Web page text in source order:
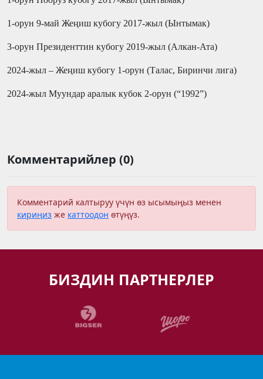
1-орун 9-май Жеңиш кубогу 2017-жыл (Ынтымак)
3-орун Президенттин кубогу 2019-жыл (Алкан-Ата)
2024-жыл – Жеңиш кубогу 1-орун (Талас, Биринчи лига)
2024-жыл Муундар аралык кубок 2-орун (“1992”)
Комментарийлер (0)
Комментарий калтыруу үчүн өз ысымыңыз менен
кириңиз же каттоодон өтүңүз.
БИЗДИН ПАРТНЕРЛЕР